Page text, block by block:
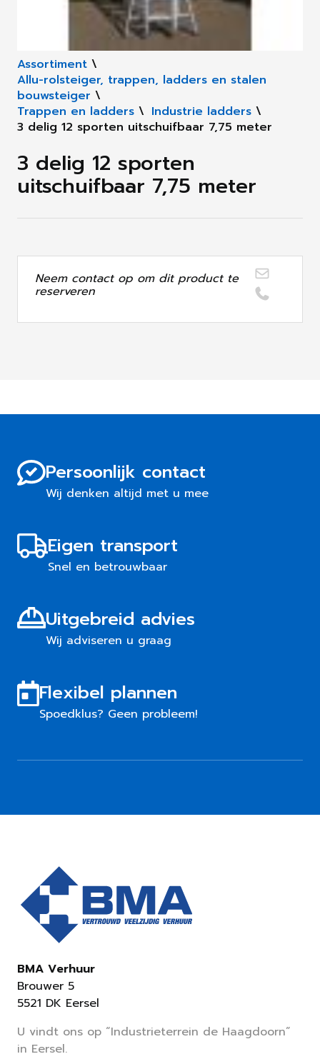
Assortiment \
Allu-rolsteiger, trappen, ladders en stalen
bouwsteiger \
Trappen en ladders \ Industrie ladders \
3 delig 12 sporten uitschuifbaar 7,75 meter
3 delig 12 sporten
uitschuifbaar 7,75 meter
Neem contact op om dit product te
reserveren
Persoonlijk contact
Wij denken altijd met u mee
Eigen transport
Snel en betrouwbaar
Uitgebreid advies
Wij adviseren u graag
Flexibel plannen
Spoedklus? Geen probleem!
BMA Verhuur
Brouwer 5
5521 DK Eersel
U vindt ons op “Industrieterrein de Haagdoorn”
in Eersel.